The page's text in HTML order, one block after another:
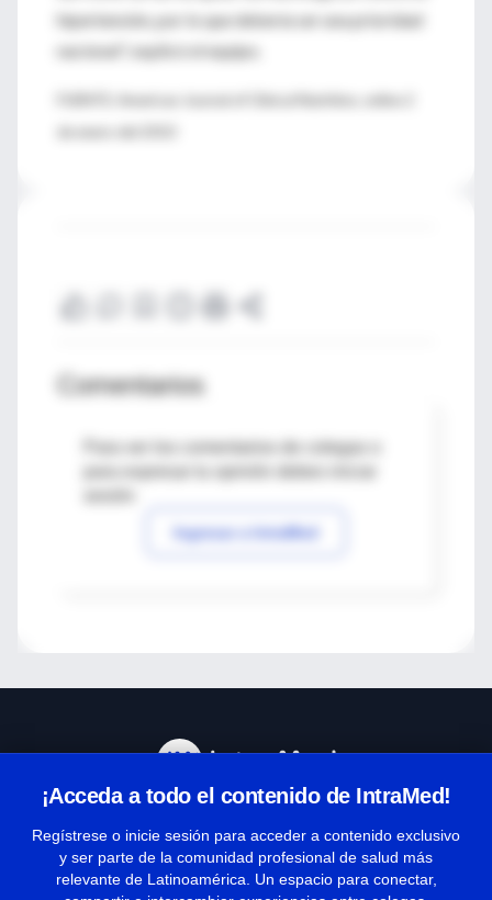
hipertensión, por lo que debería ser una prioridad
nacional", explicó el equipo.
Comentarios
Para ver los comentarios de colegas o
Ingresar a IntraMed
¡Acceda a todo el contenido de IntraMed!
Regístrese o inicie sesión para acceder a contenido exclusivo
y ser parte de la comunidad profesional de salud más
relevante de Latinoamérica. Un espacio para conectar,
Términos y condiciones